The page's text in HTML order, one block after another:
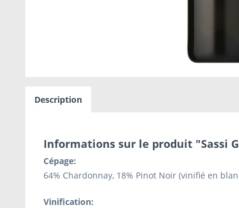
Description
Informations sur le produit "Sassi
Cépage:
64% Chardonnay, 18% Pinot Noir (vinifié en
Vinification: